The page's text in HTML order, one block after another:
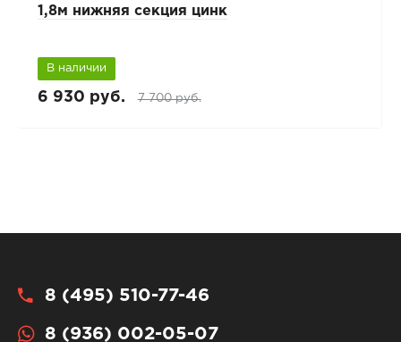
1,8м нижняя секция цинк
В наличии
6 930 руб. 7 700 руб.
8 (495) 510-77-46
8 (936) 002-05-07